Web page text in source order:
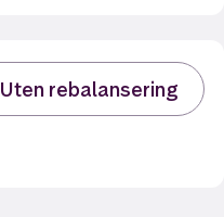
Uten rebalansering